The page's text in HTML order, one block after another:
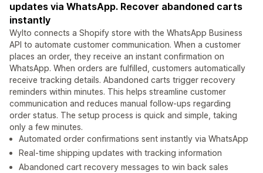
updates via WhatsApp. Recover abandoned carts
instantly
Wylto connects a Shopify store with the WhatsApp Business
API to automate customer communication. When a customer
places an order, they receive an instant confirmation on
WhatsApp. When orders are fulfilled, customers automatically
receive tracking details. Abandoned carts trigger recovery
reminders within minutes. This helps streamline customer
communication and reduces manual follow-ups regarding
order status. The setup process is quick and simple, taking
only a few minutes.
Automated order confirmations sent instantly via WhatsApp
Real-time shipping updates with tracking information
Abandoned cart recovery messages to win back sales